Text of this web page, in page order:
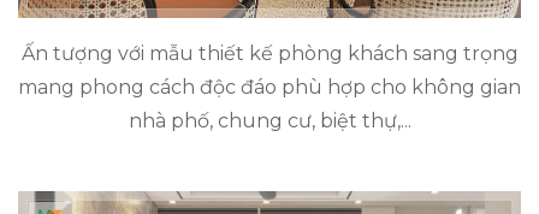
Ấn tượng với mẫu thiết kế phòng khách sang trọng
mang phong cách độc đáo phù hợp cho không gian
nhà phố, chung cư, biệt thự,...